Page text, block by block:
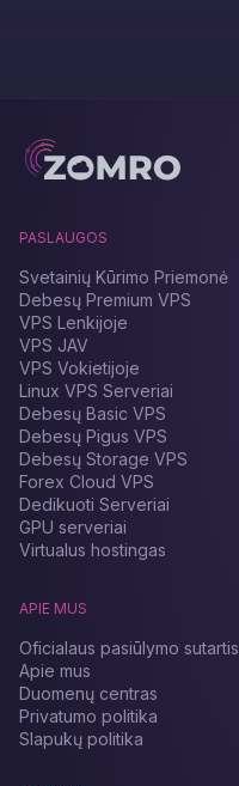
PASLAUGOS
Svetainių Kūrimo Priemonė
Debesų Premium VPS
VPS Lenkijoje
VPS JAV
VPS Vokietijoje
Linux VPS Serveriai
Debesų Basic VPS
Debesų Pigus VPS
Debesų Storage VPS
Forex Cloud VPS
Dedikuoti Serveriai
GPU serveriai
Virtualus hostingas
APIE MUS
Oficialaus pasiūlymo sutartis
Apie mus
Duomenų centras
Privatumo politika
Slapukų politika